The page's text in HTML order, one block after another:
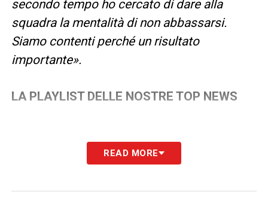
secondo tempo ho cercato di dare alla
squadra la mentalità di non abbassarsi.
Siamo contenti perché un risultato
importante».
LA PLAYLIST DELLE NOSTRE TOP NEWS
READ MORE